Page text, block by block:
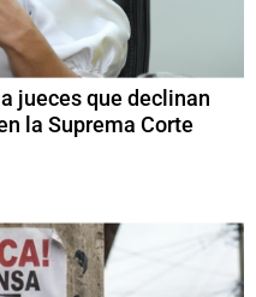
jueces que declinan
la Suprema Corte